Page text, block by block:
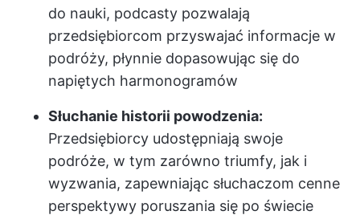
do nauki, podcasty pozwalają
przedsiębiorcom przyswajać informacje w
podróży, płynnie dopasowując się do
napiętych harmonogramów
Słuchanie historii powodzenia:
Przedsiębiorcy udostępniają swoje
podróże, w tym zarówno triumfy, jak i
wyzwania, zapewniając słuchaczom cenne
perspektywy poruszania się po świecie